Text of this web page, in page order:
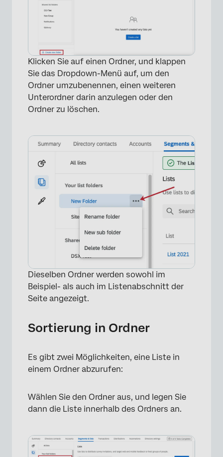
×
Klicken Sie auf einen Ordner, und klappen
Sie das Dropdown-Menü auf, um den
Ordner umzubenennen, einen weiteren
Unterordner darin anzulegen oder den
Ordner zu löschen.
Dieselben Ordner werden sowohl im
Beispiel- als auch im Listenabschnitt der
Seite angezeigt.
Sortierung in Ordner
Es gibt zwei Möglichkeiten, eine Liste in
einem Ordner abzurufen:
Wählen Sie den Ordner aus, und legen Sie
dann die Liste innerhalb des Ordners an.